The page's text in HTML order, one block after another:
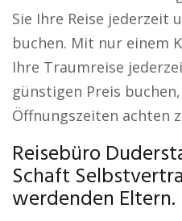
Sie Ihre Reise jederzeit
buchen. Mit nur einem
Ihre Traumreise
günstigen Preis
Öffnungszeiten achten
Reisebüro
Schaft
werdenden Eltern.